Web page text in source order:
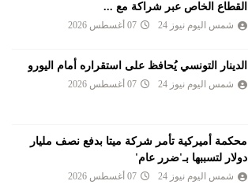
القطاع الخاص عبر شراكة مع ...
شمس اليوم نيوز 24 07 أغسطس 2026
الدينار التونسي يُحافظ على استقراره أمام اليورو
شمس اليوم نيوز 24 07 أغسطس 2026
محكمة أميركية تأمر شركة ميتا بدفع نصف مليار
دولار لتسببها بـ'ضرر عام'
شمس اليوم نيوز 24 07 أغسطس 2026